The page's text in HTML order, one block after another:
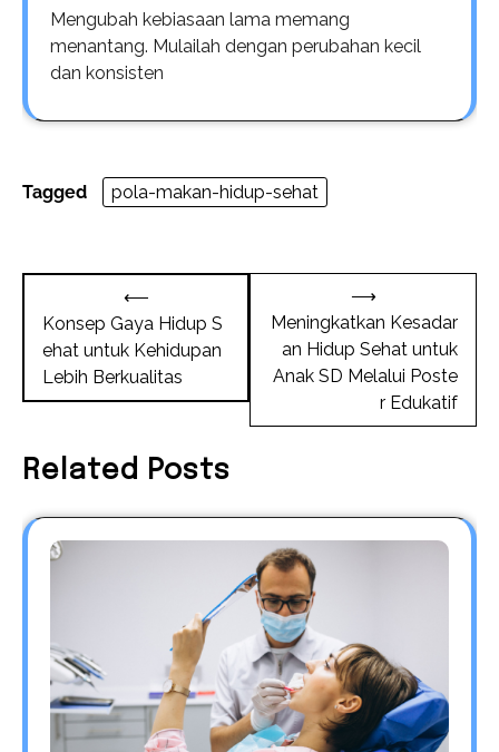
Mengubah kebiasaan lama memang
menantang. Mulailah dengan perubahan kecil
dan konsisten
Tagged pola-makan-hidup-sehat
navigation
⟵
Konsep Gaya Hidup S
ehat untuk Kehidupan
Lebih Berkualitas
Meningkatkan Kesadar
an Hidup Sehat untuk
Anak SD Melalui Poste
r Edukatif
⟶
Related Posts